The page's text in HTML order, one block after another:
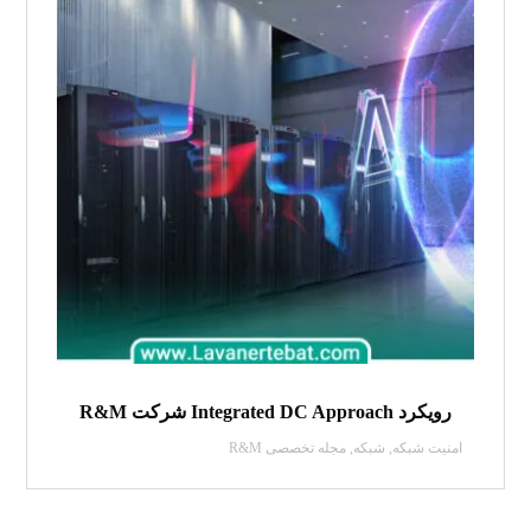
رویکرد Integrated DC Approach شرکت R&M
امنیت شبکه شبکه ,مجله تخصصی R&M